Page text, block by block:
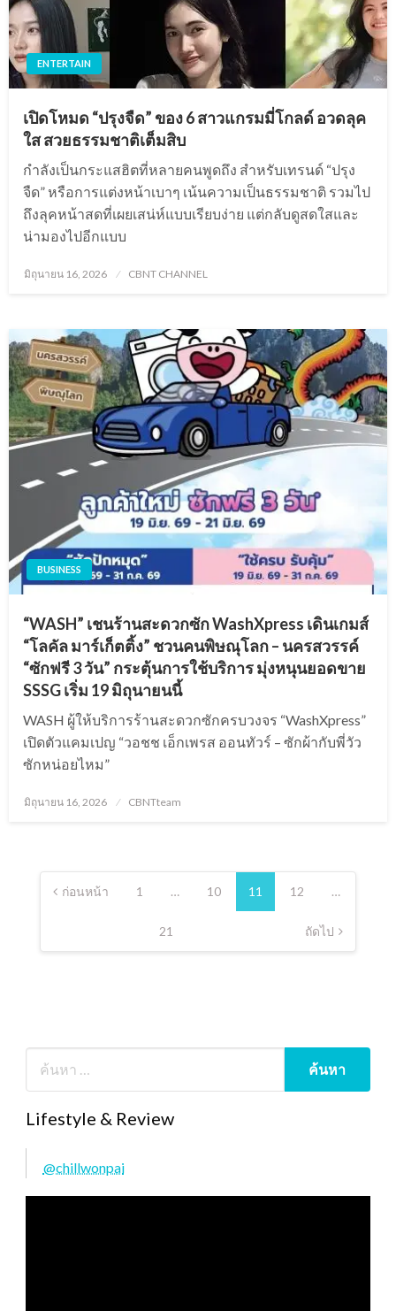
ENTERTAIN
เปิดโหมด “ปรุงจืด” ของ 6 สาวแกรมมี่โกลด์ อวดลุค
ใส สวยธรรมชาติเต็มสิบ
กำลังเป็นกระแสฮิตที่หลายคนพูดถึง สำหรับเทรนด์ “ปรุง
จืด” หรือการแต่งหน้าเบาๆ เน้นความเป็นธรรมชาติ รวมไป
ถึงลุคหน้าสดที่เผยเสน่ห์แบบเรียบง่าย แต่กลับดูสดใสและ
น่ามองไปอีกแบบ
Posted
on
มิถุนายน 16, 2026 CBNT CHANNEL
BUSINESS
“WASH” เชนร้านสะดวกซัก WashXpress เดินเกมส์
“โลคัล มาร์เก็ตติ้ง” ชวนคนพิษณุโลก – นครสวรรค์
“ซักฟรี 3 วัน” กระตุ้นการใช้บริการ มุ่งหนุนยอดขาย
SSSG เริ่ม 19 มิถุนายนนี้
WASH ผู้ให้บริการร้านสะดวกซักครบวงจร “WashXpress”
เปิดตัวแคมเปญ “วอชช เอ็กเพรส ออนทัวร์ – ซักผ้ากับพี่วัว
ซักหน่อยไหม”
Posted
on
มิถุนายน 16, 2026 CBNTteam
Posts
pagination
ก่อนหน้า 1 … 10 11 12 …
21 ถัดไป
Lifestyle & Review
@chillwonpai